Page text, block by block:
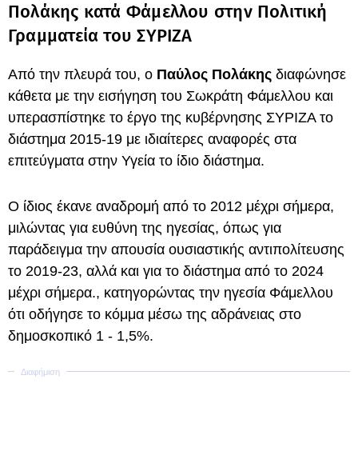
Πολάκης κατά Φάμελλου στην Πολιτική
Γραμματεία του ΣΥΡΙΖΑ
Από την πλευρά του, ο Παύλος Πολάκης διαφώνησε
κάθετα με την εισήγηση του Σωκράτη Φάμελλου και
υπερασπίστηκε το έργο της κυβέρνησης ΣΥΡΙΖΑ το
διάστημα 2015-19 με ιδιαίτερες αναφορές στα
επιτεύγματα στην Υγεία το ίδιο διάστημα.
Ο ίδιος έκανε αναδρομή από το 2012 μέχρι σήμερα,
μιλώντας για ευθύνη της ηγεσίας, όπως για
παράδειγμα την απουσία ουσιαστικής αντιπολίτευσης
το 2019-23, αλλά και για το διάστημα από το 2024
μέχρι σήμερα., κατηγορώντας την ηγεσία Φάμελλου
ότι οδήγησε το κόμμα μέσω της αδράνειας στο
δημοσκοπικό 1 - 1,5%.